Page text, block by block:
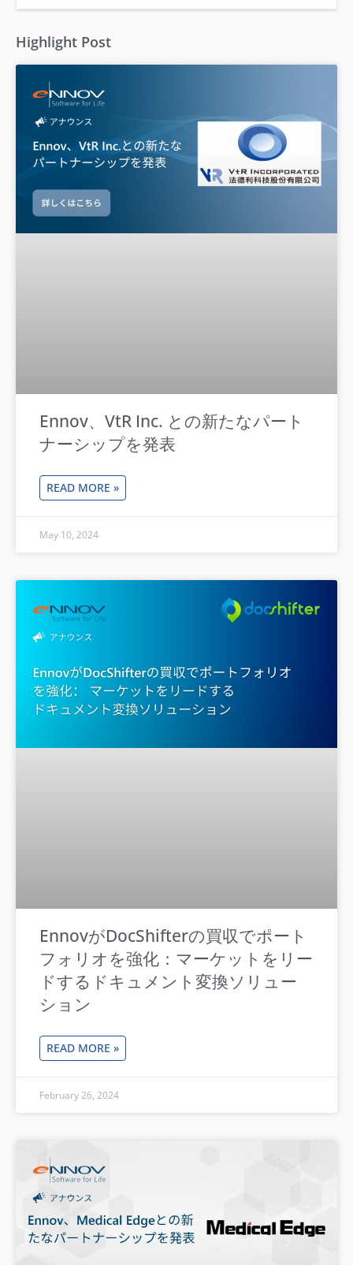
Highlight Post
Ennov、VtR Inc. との新たなパート
ナーシップを発表
READ MORE »
May 10, 2024
EnnovがDocShifterの買収でポート
フォリオを強化：マーケットをリー
ドするドキュメント変換ソリュー
ション
READ MORE »
February 26, 2024